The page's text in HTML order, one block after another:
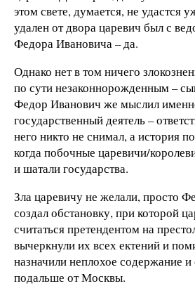
этом свете, думается, не удастся
удален от двора царевич был с
Федора Ивановича – да.
Однако нет в том ничего
по сути незаконнорожденным –
Федор Иванович же мыслил
государственный деятель –
него никто не снимал, а история
когда побочные царевичи/
и шатали государства.
Зла царевичу не желали, просто
создал обстановку, при которой
считаться претендентом на
вычеркнули их всех ектений и
назначили неплохое содержание и
подальше от Москвы.